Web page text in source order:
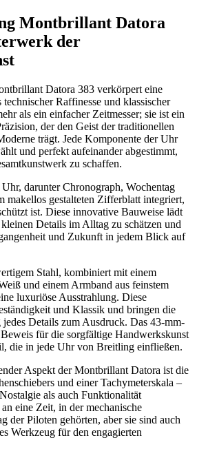
Montbrillant Datora
der
Datora 383 verkörpert eine
technischer Raffinesse und klassischer
als ein einfacher Zeitmesser; sie ist ein
der den Geist der traditionellen
trägt. Jede Komponente der Uhr
und perfekt aufeinander abgestimmt,
zu schaffen.
darunter Chronograph, Wochentag
makellos gestalteten Zifferblatt integriert,
ist. Diese innovative Bauweise lädt
Details im Alltag zu schätzen und
und Zukunft in jedem Blick auf
Stahl, kombiniert mit einem
und einem Armband aus feinstem
luxuriöse Ausstrahlung. Diese
und Klassik und bringen die
Details zum Ausdruck. Das 43-mm-
für die sorgfältige Handwerkskunst
die in jede Uhr von Breitling einfließen.
Aspekt der Montbrillant Datora ist die
und einer Tachymeterskala –
als auch Funktionalität
eine Zeit, in der mechanische
der Piloten gehörten, aber sie sind auch
Werkzeug für den engagierten